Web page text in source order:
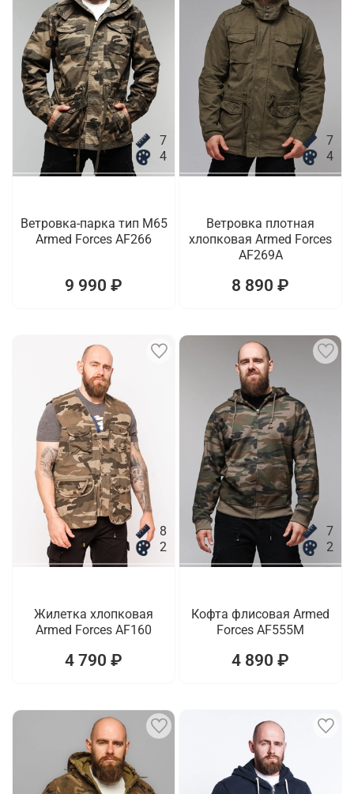
7
4
Ветровка-парка тип M65
Armed Forces AF266
9 990 ₽
7
4
Ветровка плотная
хлопковая Armed Forces
AF269A
8 890 ₽
8
2
Жилетка хлопковая
Armed Forces AF160
4 790 ₽
7
2
Кофта флисовая Armed
Forces AF555M
4 890 ₽